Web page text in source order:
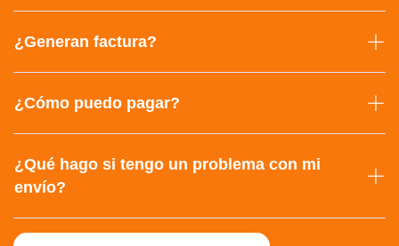
¿Generan factura?
¿Cómo puedo pagar?
¿Qué hago si tengo un problema con mi
envío?